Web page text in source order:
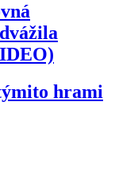
hrami